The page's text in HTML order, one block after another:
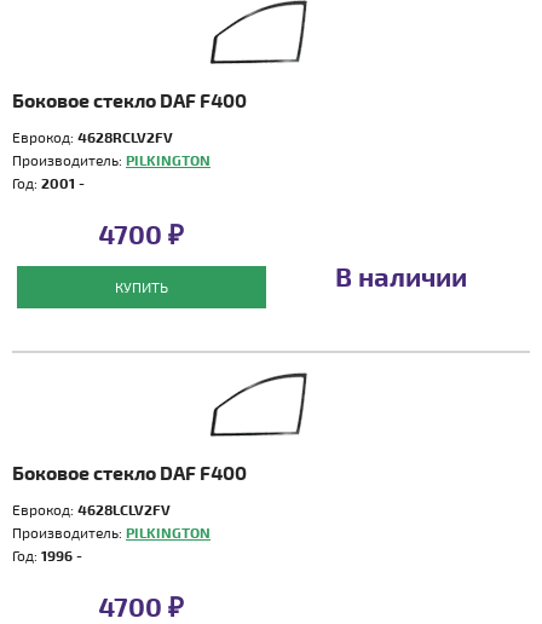
Боковое стекло DAF F400
Еврокод: 4628RCLV2FV
Производитель: PILKINGTON
Год: 2001 -
4700 ₽
КУПИТЬ В наличии
Боковое стекло DAF F400
Еврокод: 4628LCLV2FV
Производитель: PILKINGTON
Год: 1996 -
4700 ₽